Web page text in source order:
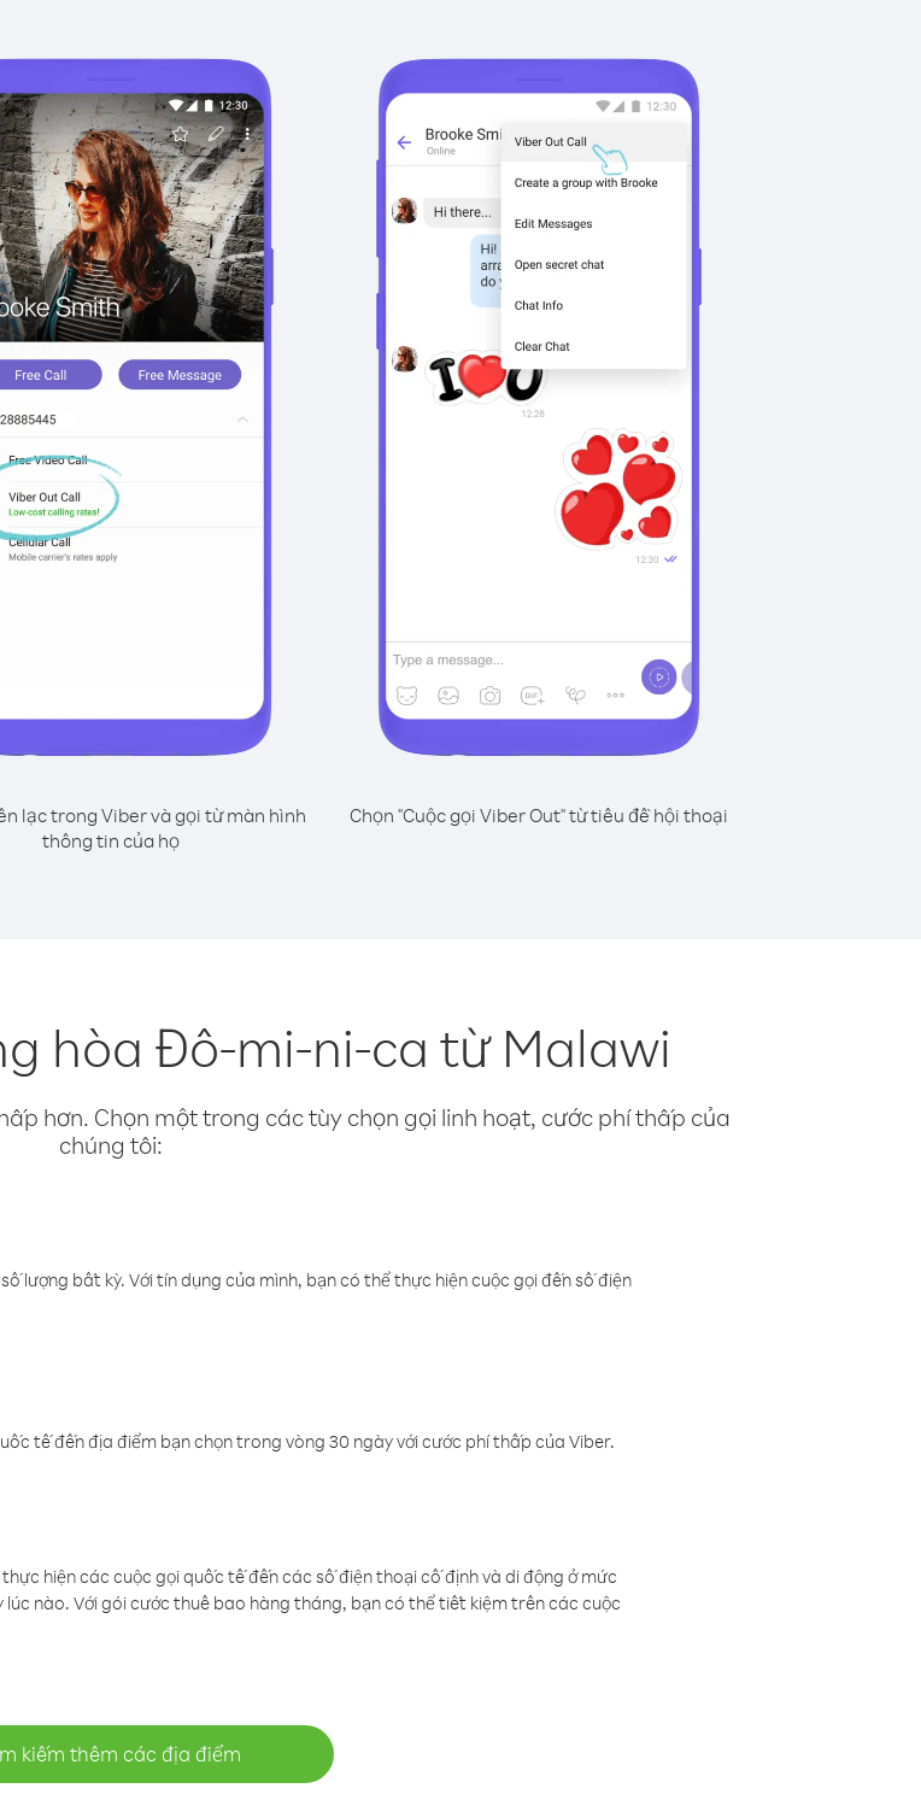
lạc trong Viber và gọi từ màn hình
thông tin của họ
Chọn "Cuộc gọi Viber Out" từ tiêu đề hội thoại
hòa Đô-mi-ni-ca từ Malawi
hơn. Chọn một trong các tùy chọn gọi linh hoạt, cước phí thấp của
chúng tôi:
lượng bất kỳ. Với tín dụng của mình, bạn có thể thực hiện cuộc gọi đến số điện
tế đến địa điểm bạn chọn trong vòng 30 ngày với cước phí thấp của Viber.
hiện các cuộc gọi quốc tế đến các số điện thoại cố định và di động ở mức
nào. Với gói cước thuê bao hàng tháng, bạn có thể tiết kiệm trên các cuộc
kiếm thêm các địa điểm